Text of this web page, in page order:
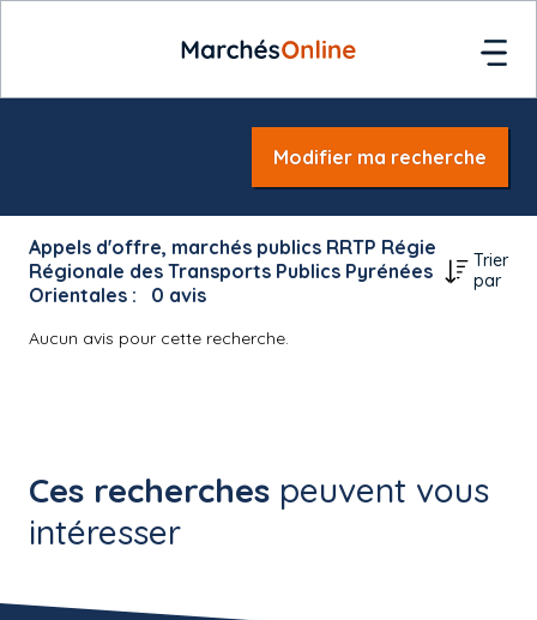
Modifier ma recherche
Appels d'offre, marchés publics RRTP Régie
Régionale des Transports Publics Pyrénées
Orientales :
0 avis
Trier
par
Aucun avis pour cette recherche.
Ces recherches peuvent vous
intéresser